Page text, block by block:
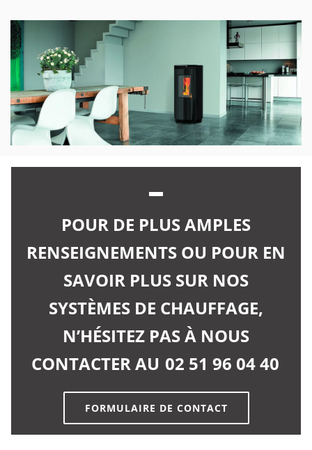
POUR DE PLUS AMPLES
RENSEIGNEMENTS OU POUR EN
SAVOIR PLUS SUR NOS
SYSTÈMES DE CHAUFFAGE,
N’HÉSITEZ PAS À NOUS
CONTACTER AU 02 51 96 04 40
FORMULAIRE DE CONTACT